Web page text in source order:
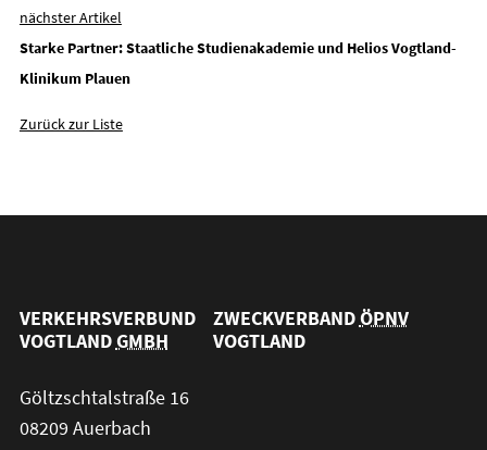
nächster Artikel
Starke Partner: Staatliche Studienakademie und Helios Vogtland-
Klinikum Plauen
Zurück zur Liste
VERKEHRSVERBUND
VOGTLANDGMBH
ZWECKVERBANDÖPNV
VOGTLAND
Göltzschtalstraße 16
08209 Auerbach